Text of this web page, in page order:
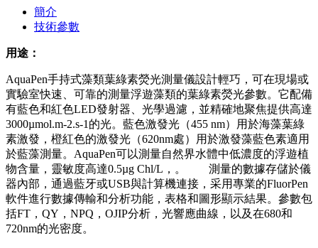
簡介
技術參數
用途：
AquaPen手持式藻類葉綠素熒光測量儀設計輕巧，可在現場或
實驗室快速、可靠的測量浮遊藻類的葉綠素熒光參數。它配備
有藍色和紅色LED發射器、光學過濾，並精確地聚焦提供高達
3000µmol.m-2.s-1的光。藍色激發光（455 nm）用於海藻葉綠
素激發，橙紅色的激發光（620nm處）用於激發藻藍色素適用
於藍藻測量。AquaPen可以測量自然界水體中低濃度的浮遊植
物含量，靈敏度高達0.5µg Chl/L，。 測量的數據存儲於儀
器內部，通過藍牙或USB與計算機連接，采用專業的FluorPen
軟件進行數據傳輸和分析功能，表格和圖形顯示結果。參數包
括FT，QY，NPQ，OJIP分析，光響應曲線，以及在680和
720nm的光密度。